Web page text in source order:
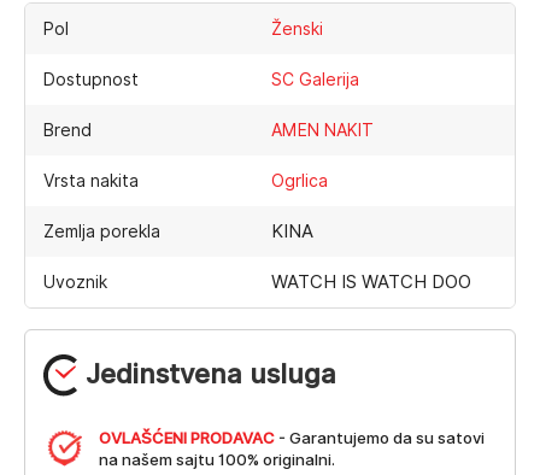
Jedinstvena usluga
OVLAŠĆENI PRODAVAC - Garantujemo da su satovi
na našem sajtu 100% originalni.
Pol Ženski
Dostupnost SC Galerija
Brend AMEN NAKIT
Vrsta nakita Ogrlica
Zemlja porekla KINA
Uvoznik WATCH IS WATCH DOO